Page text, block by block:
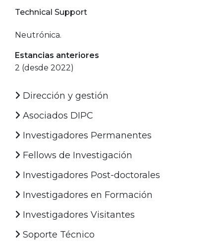
Technical Support
Neutrónica.
Estancias anteriores
2 (desde 2022)
Dirección y gestión
Asociados DIPC
Investigadores Permanentes
Fellows de Investigación
Investigadores Post-doctorales
Investigadores en Formación
Investigadores Visitantes
Soporte Técnico